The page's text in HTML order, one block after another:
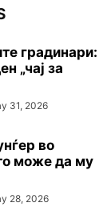
градинари:
„чај за
31, 2026
во
може да му
28, 2026